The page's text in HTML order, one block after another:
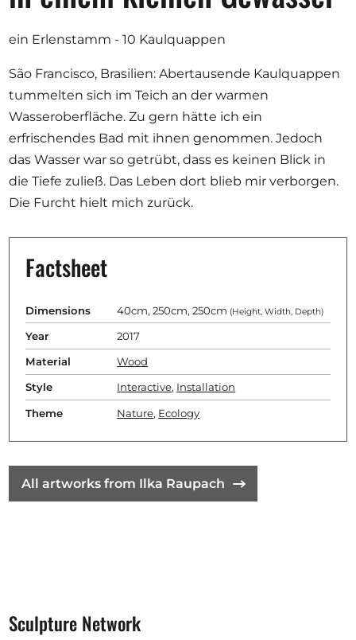
Opportunities
Become a member
Artists
About us
Donate
Help
Contact
ein Erlenstamm - 10 Kaulquappen
São Francisco, Brasilien: Abertausende Kaulquappen
tummelten sich im Teich an der warmen
Wasseroberfläche. Zu gern hätte ich ein
erfrischendes Bad mit ihnen genommen. Jedoch
das Wasser war so getrübt, dass es keinen Blick in
die Tiefe zuließ. Das Leben dort blieb mir verborgen.
Die Furcht hielt mich zurück.
Factsheet
Dimensions 40cm, 250cm, 250cm (Height, Width, Depth)
Year 2017
Material Wood
Style Interactive, Installation
Theme Nature, Ecology
All artworks from Ilka Raupach
Sculpture Network